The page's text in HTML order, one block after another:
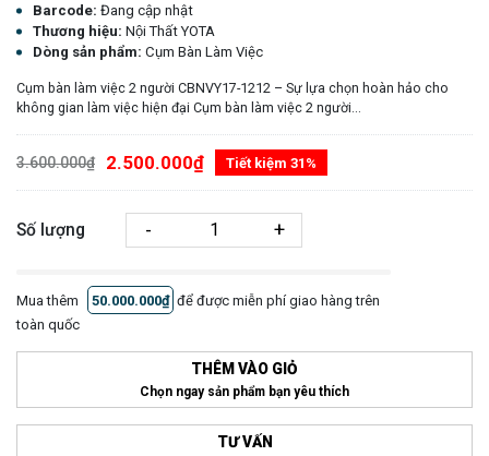
Barcode: Đang cập nhật
Thương hiệu: Nội Thất YOTA
Dòng sản phẩm: Cụm Bàn Làm Việc
Cụm bàn làm việc 2 người CBNVY17-1212 – Sự lựa chọn hoàn hảo cho
không gian làm việc hiện đại Cụm bàn làm việc 2 người...
3.600.000₫ 2.500.000₫ Tiết kiệm 31%
Số lượng - +
Mua thêm 50.000.000₫ để được miễn phí giao hàng trên
toàn quốc
THÊM VÀO GIỎ
Chọn ngay sản phẩm bạn yêu thích
TƯ VẤN